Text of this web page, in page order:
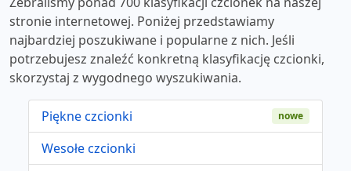
stronie internetowej. Poniżej przedstawiamy
najbardziej poszukiwane i popularne z nich. Jeśli
potrzebujesz znaleźć konkretną klasyfikację czcionki,
skorzystaj z wygodnego wyszukiwania.
Piękne czcionki nowe
Wesołe czcionki